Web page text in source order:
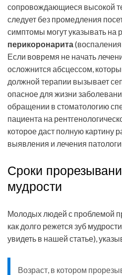
сопровождающиеся высокой
следует без промедления
симптомы могут указывать на
перикоронарита
Если вовремя не начать
осложнится абсцессом,
должной терапии вызывает
опасное для жизни
обращении в стоматологию
пациента на
которое даст полную картину
выявления и лечения
Сроки
мудрости
Молодых людей с проблемой
как долго режется зуб
увидеть в нашей статье),
Возраст, в котором